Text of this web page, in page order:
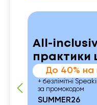
All-
практики
До 40% на
+ безлімітні
за промокодом
SUMMER26